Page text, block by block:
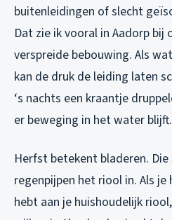
buitenleidingen of slecht
Dat zie ik vooral in Aadorp
verspreide bebouwing. Als
kan de druk de leiding laten
‘s nachts een kraantje
er beweging in het water blijft.
Herfst betekent bladeren.
regenpijpen het riool in. Als
hebt aan je huishoudelijk